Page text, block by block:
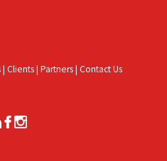
| Clients| Partners| Contact Us